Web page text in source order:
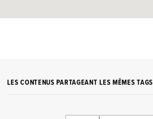
LES CONTENUS PARTAGEANT LES MÊMES TAGS